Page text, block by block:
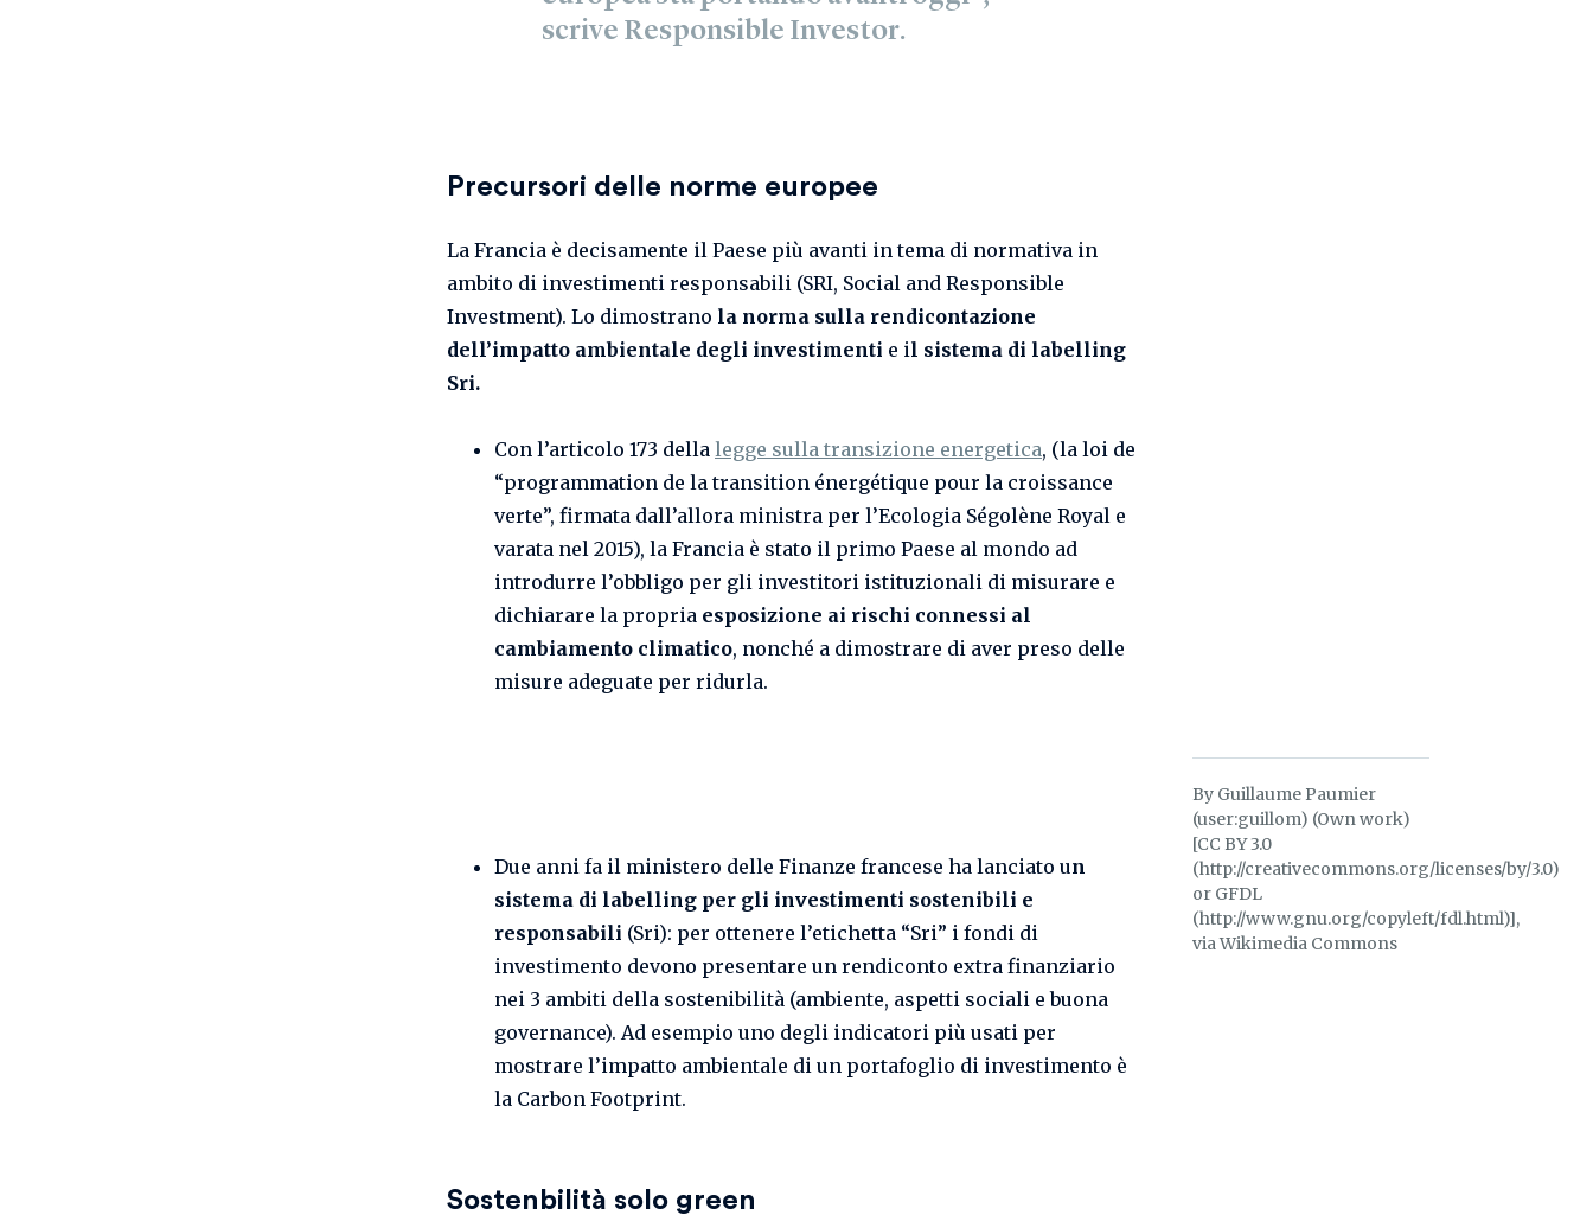
scrive Responsible Investor.
Precursori delle norme europee
La Francia è decisamente il Paese più avanti in tema di normativa in
ambito di investimenti responsabili (SRI, Social and Responsible
Investment). Lo dimostrano la norma sulla rendicontazione
dell’impatto ambientale degli investimenti e il sistema di labelling
Sri.
Con l’articolo 173 della legge sulla transizione energetica, (la loi de
“programmation de la transition énergétique pour la croissance
verte”, firmata dall’allora ministra per l’Ecologia Ségolène Royal e
varata nel 2015), la Francia è stato il primo Paese al mondo ad
introdurre l’obbligo per gli investitori istituzionali di misurare e
dichiarare la propria esposizione ai rischi connessi al
cambiamento climatico, nonché a dimostrare di aver preso delle
misure adeguate per ridurla.
By Guillaume Paumier
(user:guillom) (Own work)
[CC BY 3.0
(http://creativecommons.org/licenses/by/3.0)
or GFDL
(http://www.gnu.org/copyleft/fdl.html)],
via Wikimedia Commons
Due anni fa il ministero delle Finanze francese ha lanciato un
sistema di labelling per gli investimenti sostenibili e
responsabili (Sri): per ottenere l’etichetta “Sri” i fondi di
investimento devono presentare un rendiconto extra finanziario
nei 3 ambiti della sostenibilità (ambiente, aspetti sociali e buona
governance). Ad esempio uno degli indicatori più usati per
mostrare l’impatto ambientale di un portafoglio di investimento è
la Carbon Footprint.
Sostenbilità solo green